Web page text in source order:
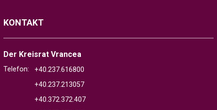
KONTAKT
Der Kreisrat Vrancea
Telefon:
+40.237.616800
+40.237.213057
+40.372.372.407